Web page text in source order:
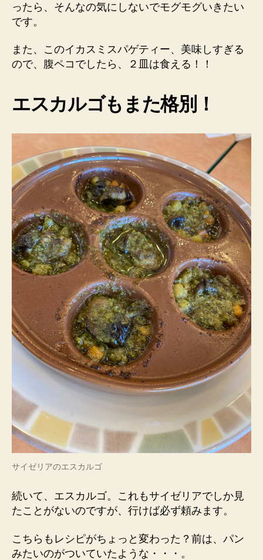
ったら、そんなの気にしないでモグモグいきたい
です。
また、このイカスミスパゲティー、美味しすぎる
ので、腹ペコでしたら、２皿は食える！！
エスカルゴもまた格別！
サイゼリアのエスカルゴ
続いて、エスカルゴ。これもサイゼリアでしか見
たことがないのですが、行けば必ず頼みます。
こちらもレシピがちょっと変わった？前は、パン
みたいのがついていたような・・・。